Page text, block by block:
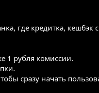
где кредитка,
1 рубля комиссии.
сразу начать